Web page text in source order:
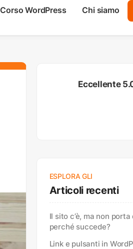
Corso WordPress Chi siamo
Eccellente
ESPLORA GLI
Articoli recenti
Il sito c’è, ma non
perché succede?
Link e pulsanti in